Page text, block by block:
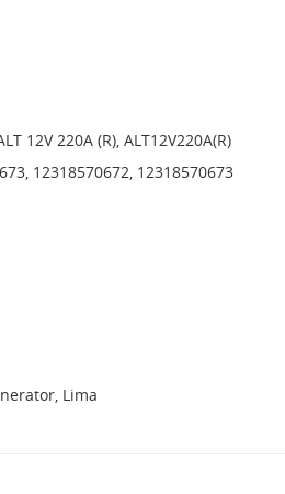
12V 220A (R), ALT12V220A(R)
12318570672, 12318570673
Lima